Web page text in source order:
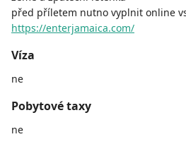
před příletem nutno vyplnit online
https://enterjamaica.com/
Víza
ne
Pobytové taxy
ne